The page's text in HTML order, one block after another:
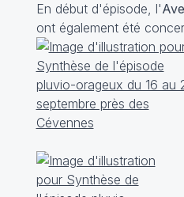
En début d'épisode, l'
ont également été